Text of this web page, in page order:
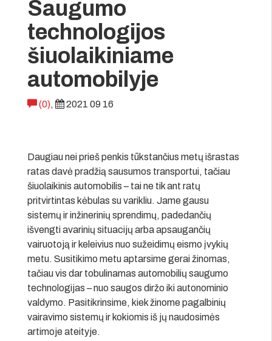
Saugumo
technologijos
šiuolaikiniame
automobilyje
(0), 2021 09 16
Daugiau nei prieš penkis tūkstančius metų išrastas
ratas davė pradžią sausumos transportui, tačiau
šiuolaikinis automobilis – tai ne tik ant ratų
pritvirtintas kėbulas su varikliu. Jame gausu
sistemų ir inžinerinių sprendimų, padedančių
išvengti avarinių situacijų arba apsaugančių
vairuotoją ir keleivius nuo sužeidimų eismo įvykių
metu. Susitikimo metu aptarsime gerai žinomas,
tačiau vis dar tobulinamas automobilių saugumo
technologijas – nuo saugos diržo iki autonominio
valdymo. Pasitikrinsime, kiek žinome pagalbinių
vairavimo sistemų ir kokiomis iš jų naudosimės
artimoje ateityje.